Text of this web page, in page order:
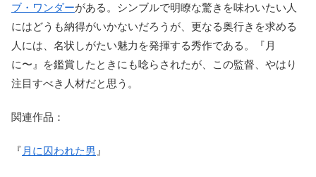
ブ・ワンダーがある。シンブルで明瞭な驚きを味わいたい人
にはどうも納得がいかないだろうが、更なる奥行きを求める
人には、名状しがたい魅力を発揮する秀作である。『月
に〜』を鑑賞したときにも唸らされたが、この監督、やはり
注目すべき人材だと思う。
関連作品：
『 月に囚われた男 』